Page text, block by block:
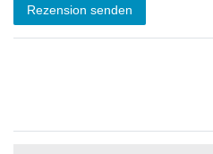
Rezension senden